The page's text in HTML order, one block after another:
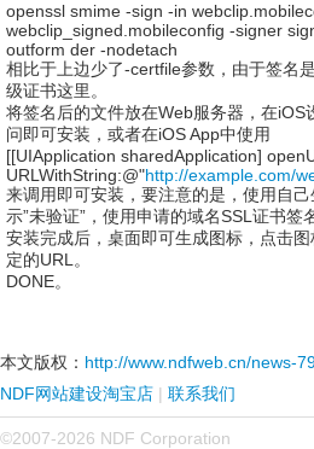
openssl smime -sign -in
webclip_signed.mobileconfig -signer
outform der -nodetach
相比于上边少了-certfile参数，由于签名
级证书这里。
将签名后的文件放在Web服务器，在iOS
问即可安装，或者在iOS App中使用
[[UIApplication sharedApplication]
URLWithString:@"http://example.com/
来调用即可安装，要注意的是，使用自
示”未验证”，使用申请的域名SSL证书签
安装完成后，桌面即可生成图标，点击
定的URL。
DONE。
本文版权： http://www.ndfweb.cn/news-
NDF网站建设淘宝店 | 联系我们
©2007-2026 NDF Corporation